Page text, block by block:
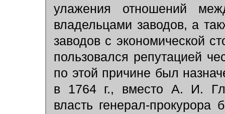
улажения отношений
владельцами заводов, а
заводов с экономической
пользовался репутацией
по этой причине был
в 1764 г., вместо А. И.
власть генерал-прокурора